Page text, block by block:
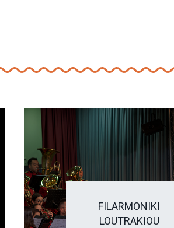
FILARMONIKI
LOUTRAKIOU